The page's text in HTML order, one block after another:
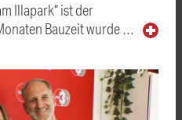
Illapark“ ist der
Bauzeit wurde …